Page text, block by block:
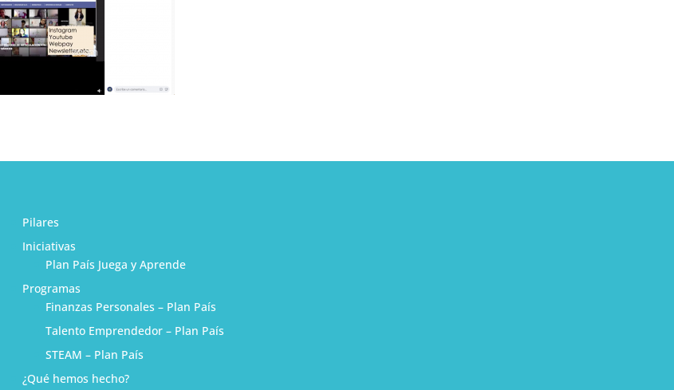
Pilares
Iniciativas
Plan País Juega y Aprende
Programas
Finanzas Personales – Plan País
Talento Emprendedor – Plan País
STEAM – Plan País
¿Qué hemos hecho?